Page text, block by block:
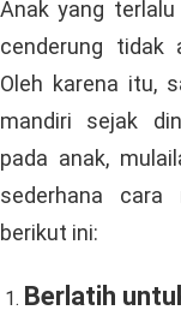
Anak yang
cenderung tidak
Oleh karena itu,
mandiri sejak
pada anak,
sederhana cara
berikut ini:
Berlatih